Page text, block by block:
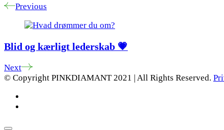
Previous
Blid og kærligt lederskab 💗
Next
© Copyright PINKDIAMANT 2021 | All Rights Reserved.